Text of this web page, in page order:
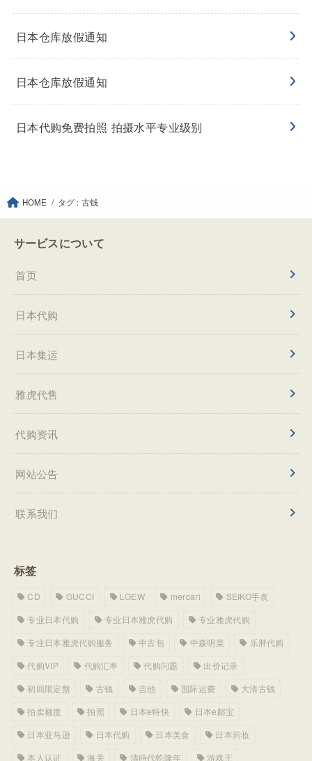
日本仓库放假通知
日本仓库放假通知
日本代购免费拍照 拍摄水平专业级别
HOME タグ : 古钱
サービスについて
首页
日本代购
日本集运
雅虎代售
代购资讯
网站公告
联系我们
标签
CD GUCCI LOEW mercari
SEIKO手表
专业日本代购
专业日本雅虎代购
专业雅虎代购
专注日本雅虎代购服务
中古包 中森明菜
乐胖代购
代购VIP
代购汇率 代购问题
出价记录
初回限定盤
古钱 吉他 国际运费
大清古钱
拍卖额度
拍照 日本e特快
日本e邮宝
日本亚马逊
日本代购 日本美食
日本药妆
本人认证
海关 清時代乾隆年 游戏王